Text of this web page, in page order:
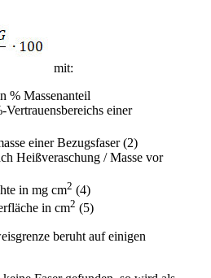
mit:
% Massenanteil
Vertrauensbereichs einer
einer Bezugsfaser (2)
Heißveraschung / Masse vor
in mg cm2 (4)
in cm2 (5)
beruht auf einigen